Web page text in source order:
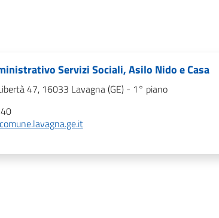
Servizi Sociali, Asilo Nido e Casa
47, 16033 Lavagna (GE) - 1° piano